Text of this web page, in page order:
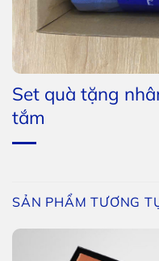
Set quà tặng
tắm
SẢN PHẨM TƯƠNG